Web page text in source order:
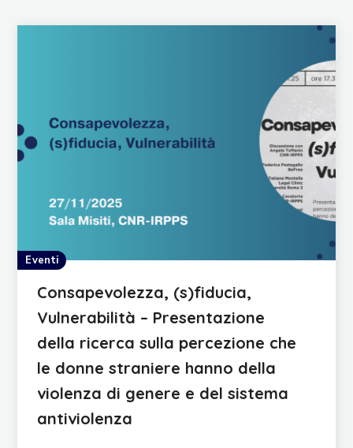
Eventi
Consapevolezza, (s)fiducia,
Vulnerabilità – Presentazione
della ricerca sulla percezione che
le donne straniere hanno della
violenza di genere e del sistema
antiviolenza